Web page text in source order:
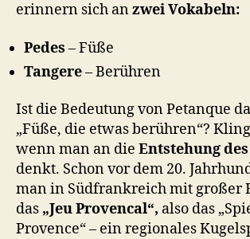
erinnern sich anzwei Vokabeln:
Pedes – Füße
Tangere– Berühren
Ist die Bedeutung von Petanque
„Füße, die etwas berühren“?
wenn man an die Entstehung
denkt. Schon vor dem 20.
man in Südfrankreich mit großer
das „Jeu Provencal“, also das
Provence“ – ein regionales